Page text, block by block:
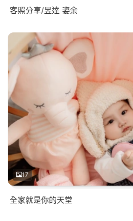
客照分享/昱達 姿余
17
全家就是你的天堂